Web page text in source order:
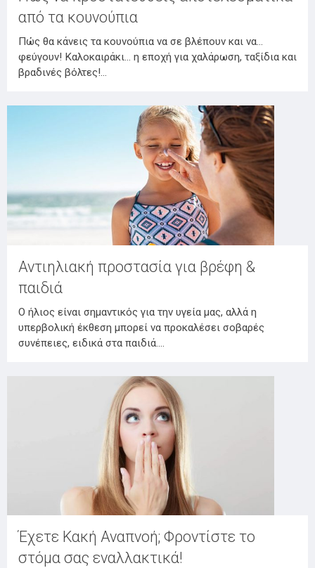
από τα κουνούπια
Πώς θα κάνεις τα κουνούπια να σε βλέπουν και να…
φεύγουν! Καλοκαιράκι… η εποχή για χαλάρωση, ταξίδια και
βραδινές βόλτες!…
Αντιηλιακή προστασία για βρέφη &
παιδιά
Ο ήλιος είναι σημαντικός για την υγεία μας, αλλά η
υπερβολική έκθεση μπορεί να προκαλέσει σοβαρές
συνέπειες, ειδικά στα παιδιά.…
Έχετε Κακή Αναπνοή; Φροντίστε το
στόμα σας εναλλακτικά!